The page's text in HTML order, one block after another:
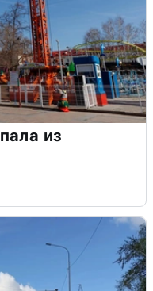
из